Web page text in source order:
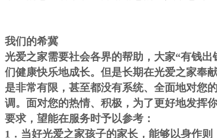
我们的希冀
光爱之家需要社会各界的帮助，大家“有钱出
们健康快乐地成长。但是长期在光爱之家奉
是非常有限，甚至都没有系统、全面地对您
调。面对您的热情、积极，为了更好地发挥
要求，望能在服务时予以参考：
1 ． 当好光爱之家孩子的家长，能够以身作